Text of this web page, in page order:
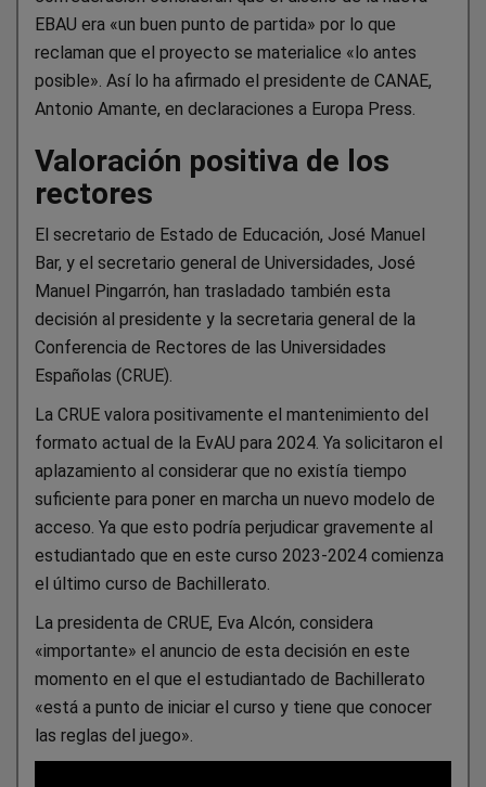
EBAU era «un buen punto de partida» por lo que
reclaman que el proyecto se materialice «lo antes
posible». Así lo ha afirmado el presidente de CANAE,
Antonio Amante, en declaraciones a Europa Press.
Valoración positiva de los
rectores
El secretario de Estado de Educación, José Manuel
Bar, y el secretario general de Universidades, José
Manuel Pingarrón, han trasladado también esta
decisión al presidente y la secretaria general de la
Conferencia de Rectores de las Universidades
Españolas (CRUE).
La CRUE valora positivamente el mantenimiento del
formato actual de la EvAU para 2024. Ya solicitaron el
aplazamiento al considerar que no existía tiempo
suficiente para poner en marcha un nuevo modelo de
acceso. Ya que esto podría perjudicar gravemente al
estudiantado que en este curso 2023-2024 comienza
el último curso de Bachillerato.
La presidenta de CRUE, Eva Alcón, considera
«importante» el anuncio de esta decisión en este
momento en el que el estudiantado de Bachillerato
«está a punto de iniciar el curso y tiene que conocer
las reglas del juego».